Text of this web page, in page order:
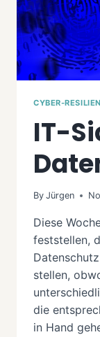
CYBER-
IT-
By Jürgen
Diese
feststellen,
stellen,
die
in Hand